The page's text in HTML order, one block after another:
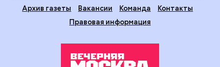
Архив газеты
Вакансии Команда
Контакты
Правовая информация